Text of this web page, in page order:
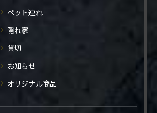
ペット連れ
隠れ家
貸切
お知らせ
オリジナル商品